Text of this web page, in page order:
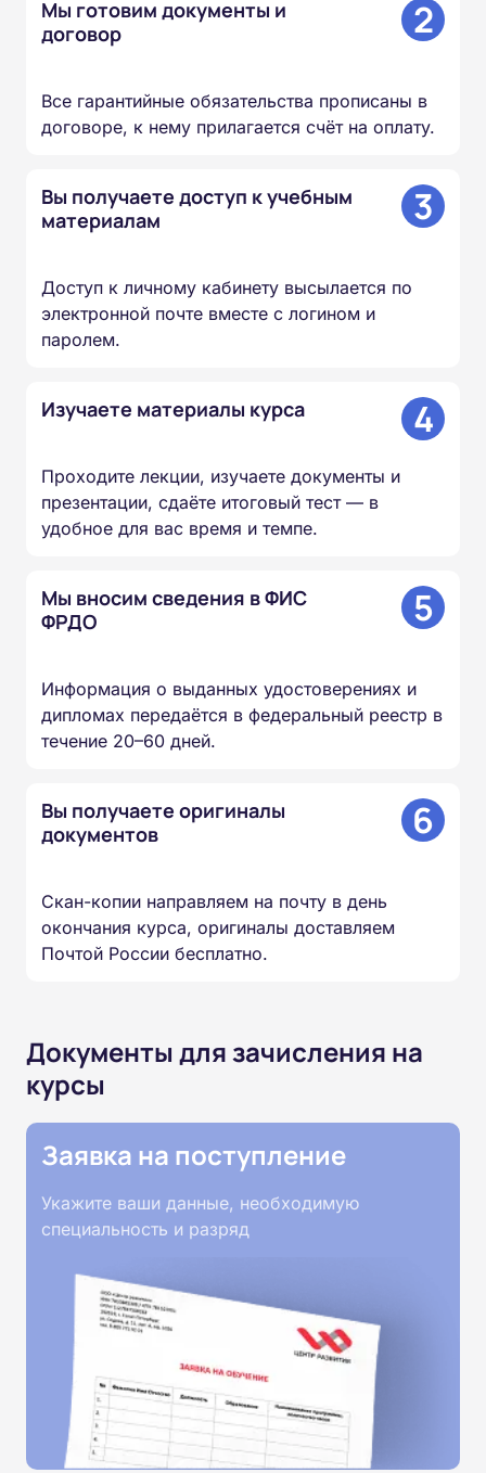
Мы готовим документы и
договор
2
Все гарантийные обязательства прописаны в
договоре, к нему прилагается счёт на оплату.
Вы получаете доступ к учебным
материалам
3
Доступ к личному кабинету высылается по
электронной почте вместе с логином и
паролем.
Изучаете материалы курса 4
Проходите лекции, изучаете документы и
презентации, сдаёте итоговый тест — в
удобное для вас время и темпе.
Мы вносим сведения в ФИС
ФРДО
5
Информация о выданных удостоверениях и
дипломах передаётся в федеральный реестр в
течение 20–60 дней.
Вы получаете оригиналы
документов
6
Скан-копии направляем на почту в день
окончания курса, оригиналы доставляем
Почтой России бесплатно.
Документы для зачисления на
курсы
Заявка на поступление
Укажите ваши данные, необходимую
специальность и разряд